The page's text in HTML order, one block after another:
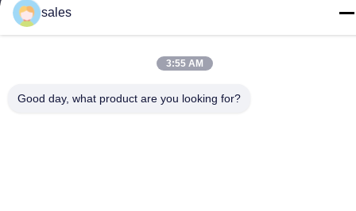
โทรศัพท์
86-20-36969420
sales
3:55 AM
Good day, what product are you looking for?